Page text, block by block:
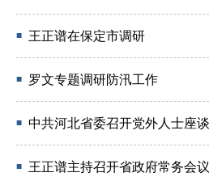
■ 王正谱在保定市调研
■ 罗文专题调研防汛工作
■ 中共河北省委召开党外人士座
■ 王正谱主持召开省政府常务会议